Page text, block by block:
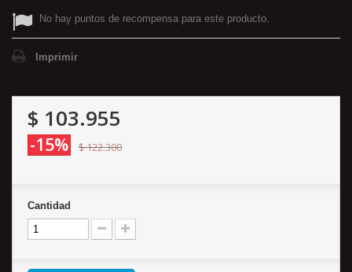
No hay puntos de recompensa para este producto.
Imprimir
$ 103.955
-15% $ 122.300
Cantidad